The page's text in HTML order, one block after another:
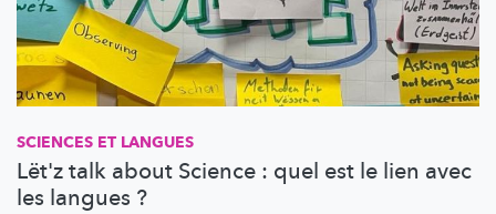
SCIENCES ET LANGUES
Lët'z talk about Science : quel est le lien avec
les langues ?